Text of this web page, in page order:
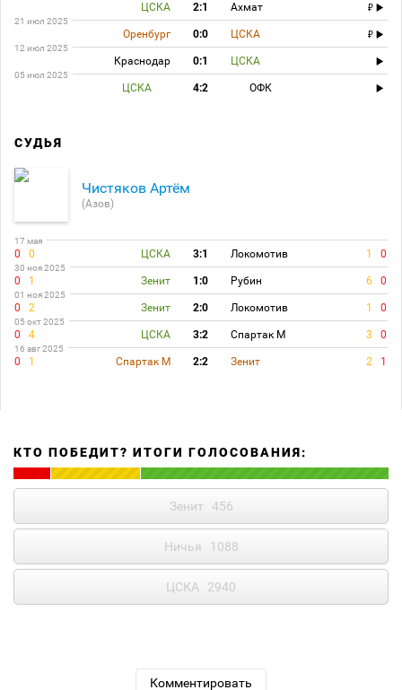
ЦСКА 2:1 Ахмат
21 июл 2025
Оренбург 0:0 ЦСКА
12 июл 2025
Краснодар 0:1 ЦСКА
05 июл 2025
ЦСКА 4:2 ОФК
СУДЬЯ
Чистяков Артём
(Азов)
17 мая
0 0 ЦСКА 3:1 Локомотив 1 0
30 ноя 2025
0 1 Зенит 1:0 Рубин 6 0
01 ноя 2025
0 2 Зенит 2:0 Локомотив 1 0
05 окт 2025
0 4 ЦСКА 3:2 Спартак М 3 0
16 авг 2025
0 1 Спартак М 2:2 Зенит 2 1
КТО ПОБЕДИТ? ИТОГИ ГОЛОСОВАНИЯ:
Зенит 456
Ничья 1088
ЦСКА 2940
Комментировать